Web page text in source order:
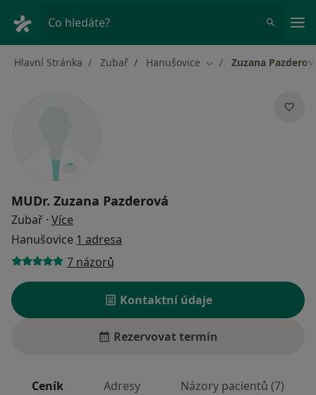
Co hledáte?
Hlavní Stránka Zubař Hanušovice Změna města
Zuzana
MUDr. Zuzana Pazderová
Zubař · Více
Hanušovice 1 adresa
7 názorů
Kontaktní údaje
Rezervovat termín
Ceník Adresy Názory pacientů (7)